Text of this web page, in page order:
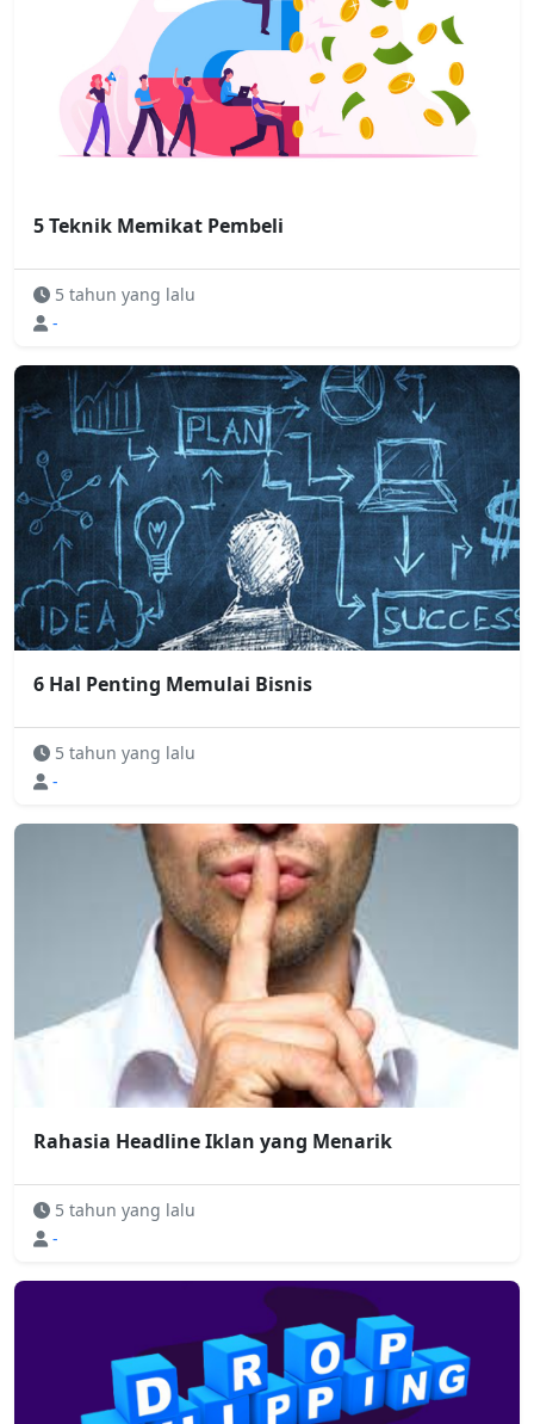
5 Teknik Memikat Pembeli
5 tahun yang lalu
-
6 Hal Penting Memulai Bisnis
5 tahun yang lalu
-
Rahasia Headline Iklan yang Menarik
5 tahun yang lalu
-